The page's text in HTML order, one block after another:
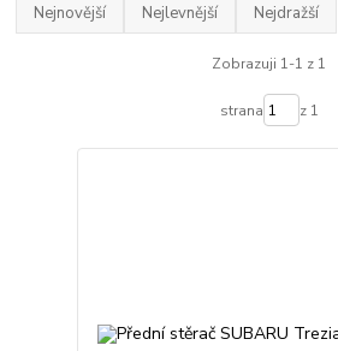
Nejnovější Nejlevnější Nejdražší
Zobrazuji 1-1 z 1
strana z 1